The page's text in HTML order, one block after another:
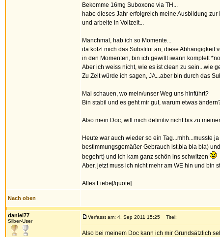
Bekomme 16mg Suboxone via TH...
habe dieses Jahr erfolgreich meine Ausbildung
und arbeite in Vollzeit...
Manchmal, hab ich so Momente...
da kotzt mich das Substitut an, diese Abhängigkeit
in den Momenten, bin ich gewillt iwann komplett
Aber ich weiss nicht, wie es ist clean zu sein...wie
Zu Zeit würde ich sagen, JA...aber bin durch das
Mal schauen, wo mein/unser Weg uns hinführt?
Bin stabil und es geht mir gut, warum etwas
Also mein Doc, will mich definitiv nicht bis zu
Heute war auch wieder so ein Tag...mhh...musste
bestimmungsgemäßer Gebrauch ist,bla bla bla)
begehrt) und ich kam ganz schön ins schwitzen
Aber, jetzt muss ich nicht mehr am WE hin und bin
Alles Liebe[/quote]
Nach oben
daniel77
Silber-User
Verfasst am: 4. Sep 2011 15:25 Titel:
Also bei meinem Doc kann ich mir Grundsätzlich